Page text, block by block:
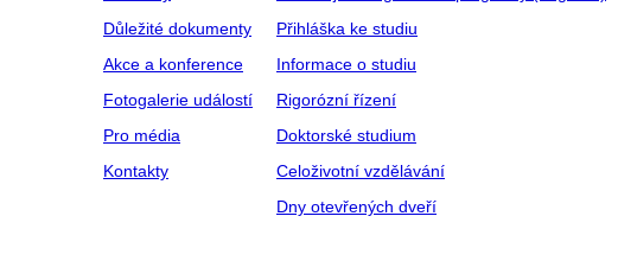
Důležité dokumenty
Akce a konference
Fotogalerie událostí
Pro média
Kontakty
Přihláška ke studiu
Informace o studiu
Rigorózní řízení
Doktorské studium
Celoživotní vzdělávání
Dny otevřených dveří